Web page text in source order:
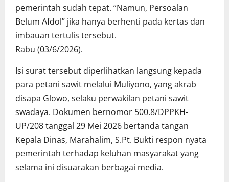
pemerintah sudah tepat. “Namun, Persoalan
Belum Afdol” jika hanya berhenti pada kertas dan
imbauan tertulis tersebut.
Rabu (03/6/2026).
Isi surat tersebut diperlihatkan langsung kepada
para petani sawit melalui Muliyono, yang akrab
disapa Glowo, selaku perwakilan petani sawit
swadaya. Dokumen bernomor 500.8/DPPKH-
UP/208 tanggal 29 Mei 2026 bertanda tangan
Kepala Dinas, Marahalim, S.Pt. Bukti respon nyata
pemerintah terhadap keluhan masyarakat yang
selama ini disuarakan berbagai media.